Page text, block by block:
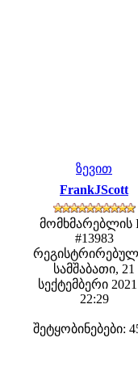
ზევით
FrankJScott
მომხმარებლის
#13983
სამშაბათი, 21
სექტემბერი
22:29
შეტყობინებები: